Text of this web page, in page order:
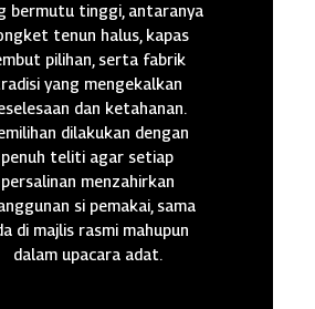
bermutu tinggi, antaranya
tenun halus, kapas
pilihan, serta fabrik
yang mengekalkan
dan ketahanan.
dilakukan dengan
penuh teliti agar setiap
persalinan menzahirkan
si pemakai, sama
di majlis rasmi mahupun
dalam upacara adat.